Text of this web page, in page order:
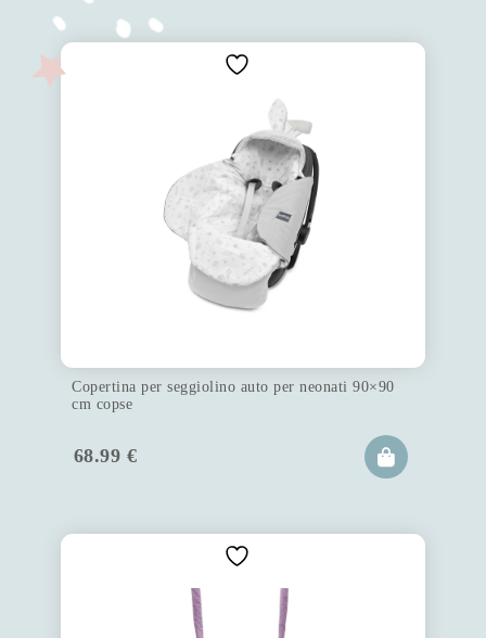
Copertina per seggiolino auto per neonati 90×90
cm copse
68.99 €